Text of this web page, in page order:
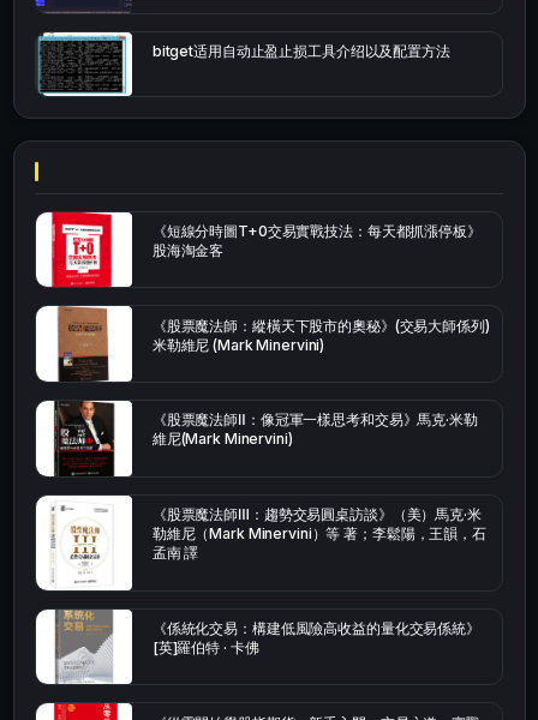
bitget适用自动止盈止损工具介绍以及配置方法
《短線分時圖T+0交易實戰技法：每天都抓漲停板》
股海淘金客
《股票魔法師：縱橫天下股市的奧秘》(交易大師係列)
米勒維尼 (Mark Minervini)
《股票魔法師Ⅱ：像冠軍一樣思考和交易》馬克·米勒
維尼(Mark Minervini)
《股票魔法師Ⅲ：趨勢交易圓桌訪談》（美）馬克·米
勒維尼（Mark Minervini）等 著；李鬆陽，王韻，石
孟南 譯
《係統化交易：構建低風險高收益的量化交易係統》
[英]羅伯特 · 卡佛